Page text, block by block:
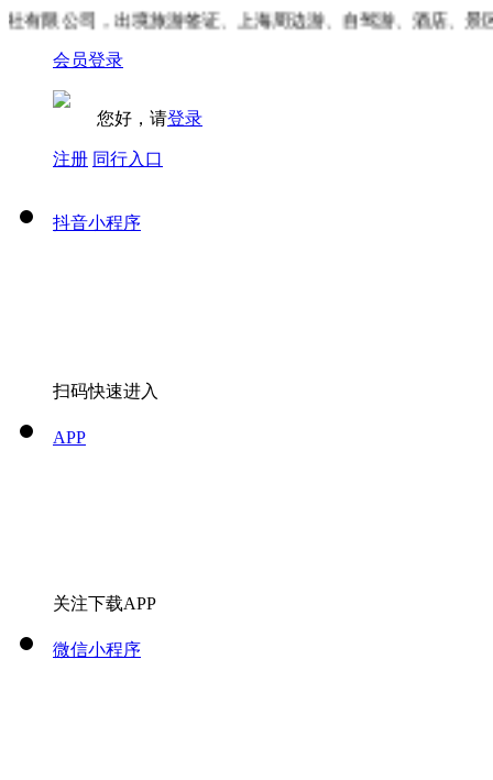
限公司，出境旅游签证、上海周边游、自驾游、酒店、景区
会员登录
您好，请登录
注册 同行入口
抖音小程序
扫码快速进入
APP
关注下载APP
微信小程序